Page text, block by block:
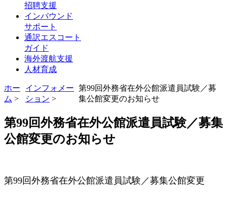
招聘支援
インバウンド
サポート
通訳エスコート
ガイド
海外渡航支援
人材育成
ホー
ム >
インフォメー
ション >
第99回外務省在外公館派遣員試験／募
集公館変更のお知らせ
第99回外務省在外公館派遣員試験／募集
公館変更のお知らせ
第99回外務省在外公館派遣員試験／募集公館変更